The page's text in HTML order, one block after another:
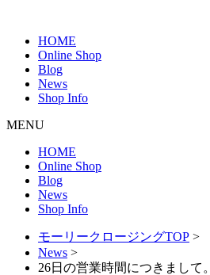
HOME
Online Shop
Blog
News
Shop Info
MENU
HOME
Online Shop
Blog
News
Shop Info
モーリークロージングTOP >
News >
26日の営業時間につきまして。